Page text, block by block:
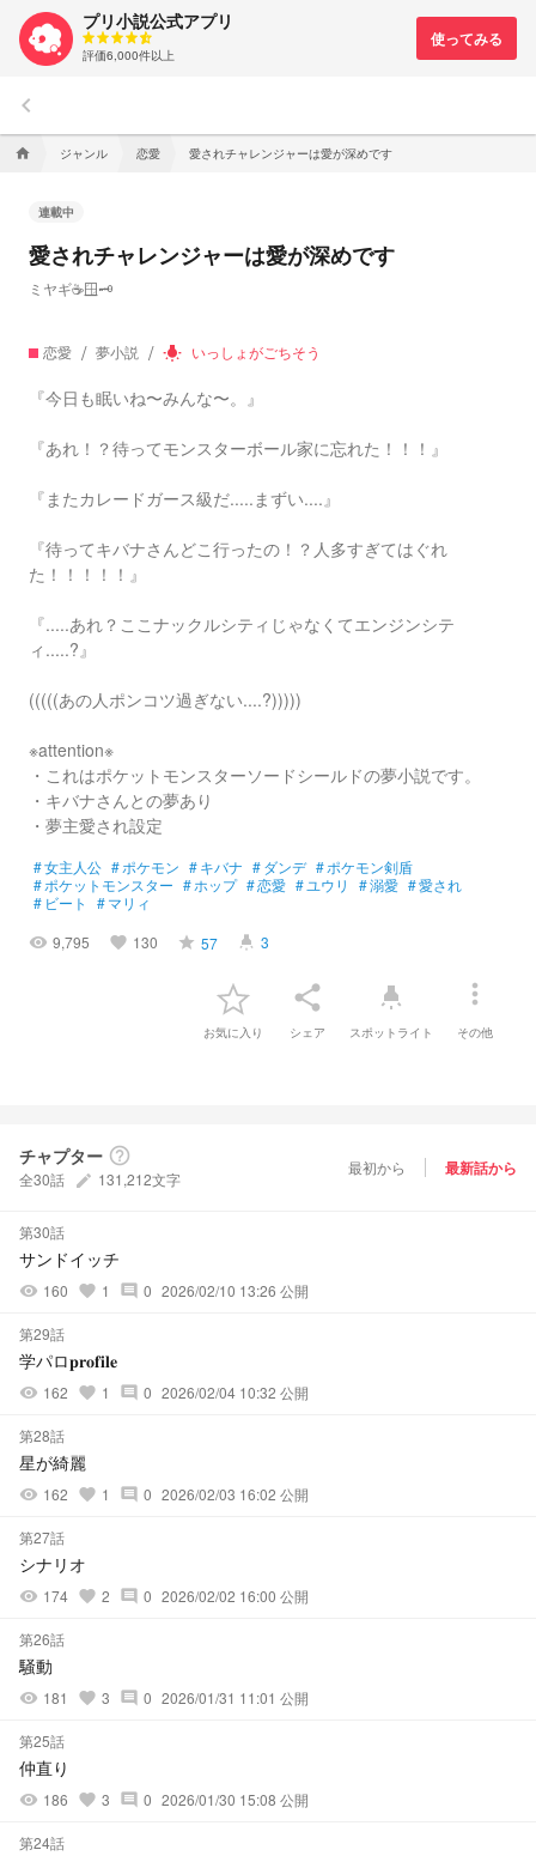
プリ小説公式アプリ
評価6,000件以上
keyboard_arrow_left
home ジャンル 恋愛 愛されチャレンジャーは愛が深めです
連載中
愛されチャレンジャーは愛が深めです
ミヤギ☕🪟🗝
恋愛 夢小説 wb_incandescent いっしょがごちそう
『今日も眠いね〜みんな〜。』
『あれ！？待ってモンスターボール家に忘れた！！！』
『またカレードガース級だ.....まずい....』
『待ってキバナさんどこ行ったの！？人多すぎてはぐれ
た！！！！！』
『.....あれ？ここナックルシティじゃなくてエンジンシテ
ィ.....?』
(((((あの人ポンコツ過ぎない....?)))))
※attention※
・これはポケットモンスターソードシールドの夢小説です。
・キバナさんとの夢あり
・夢主愛され設定
#女主人公 #ポケモン #キバナ #ダンデ #ポケモン剣盾
#ポケットモンスター #ホップ #恋愛 # ユウリ #溺愛 #愛され
# ビート #マリィ
visibility 9,795 favorite 130 grade 57 highlight 3
お気に入り
share
シェア
highlight
スポットライト
more_vert
その他
チャプター help_outline
全30話 create 131,212文字
最初から 最新話から
第30話
サンドイッチ
visibility 160 favorite 1 comment 0 2026/02/10 13:26 公開
第29話
学パロ𝐩𝐫𝐨𝐟𝐢𝐥𝐞
visibility 162 favorite 1 comment 0 2026/02/04 10:32 公開
第28話
星が綺麗
visibility 162 favorite 1 comment 0 2026/02/03 16:02 公開
第27話
シナリオ
visibility 174 favorite 2 comment 0 2026/02/02 16:00 公開
第26話
騒動
visibility 181 favorite 3 comment 0 2026/01/31 11:01 公開
第25話
仲直り
visibility 186 favorite 3 comment 0 2026/01/30 15:08 公開
第24話